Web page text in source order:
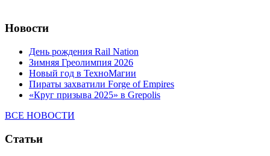
Новости
День рождения Rail Nation
Зимняя Греолимпия 2026
Новый год в ТехноМагии
Пираты захватили Forge of Empires
«Круг призыва 2025» в Grepolis
ВСЕ НОВОСТИ
Статьи